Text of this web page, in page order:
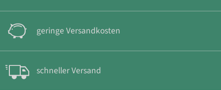
geringe Versandkosten
schneller Versand